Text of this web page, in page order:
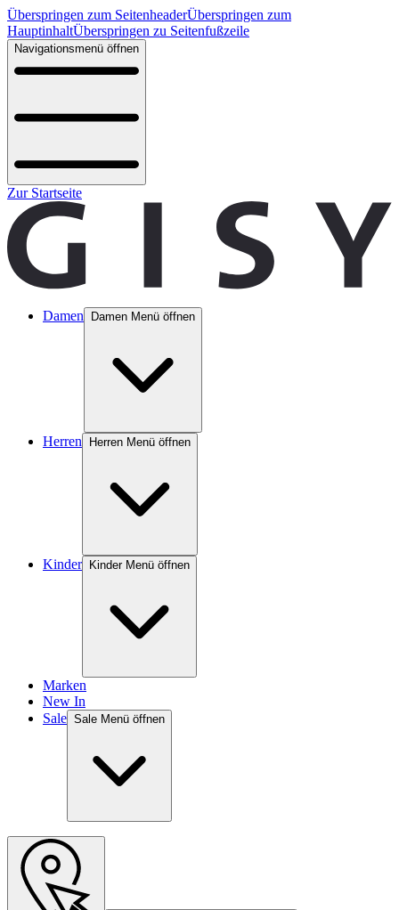
Überspringen zum SeitenheaderÜberspringen zum
HauptinhaltÜberspringen zu Seitenfußzeile
Navigationsmenü öffnen
Zur Startseite
Damen Damen Menü öffnen
Herren Herren Menü öffnen
Kinder Kinder Menü öffnen
Marken
New In
Sale Sale Menü öffnen